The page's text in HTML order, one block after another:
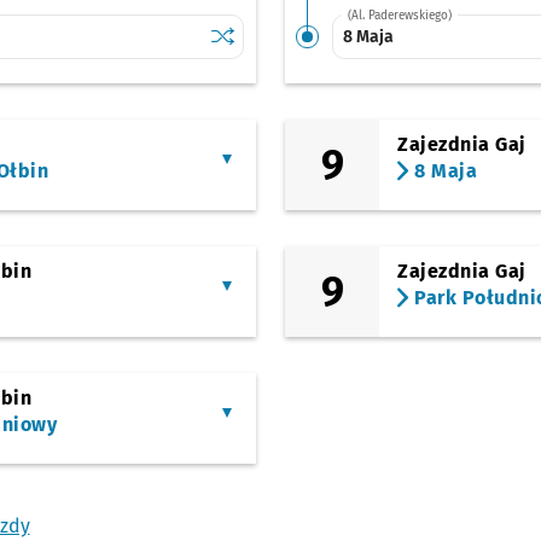
Sprawdź proponowane przesiadki na inne
przystanek Park Południowy
(Al. Paderewskiego)
8 Maja
9
Zajezdnia Gaj
8 Maja
9
Zajezdnia Gaj
Park